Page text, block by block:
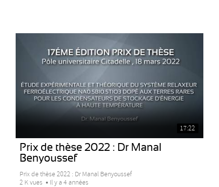
17:22
Prix de thèse 2022 : Dr Manal
Benyoussef
Prix de thèse 2022 : Dr Manal Benyoussef
2 K vues
Il y a 4 années